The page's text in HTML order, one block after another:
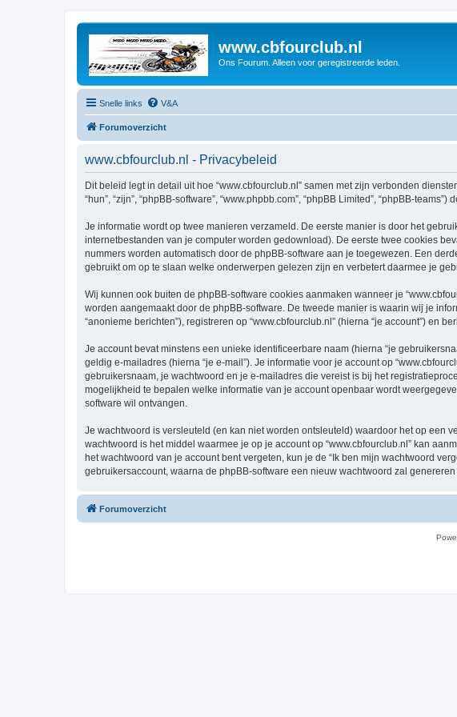
www.cbfourclub.nl
Ons Fourum. Alleen voor geregistreerde leden.
Snelle links V&A
Forumoverzicht
www.cbfourclub.nl - Privacybeleid
Dit beleid legt in detail uit hoe “www.cbfourclub.nl” samen met zijn verbonden
“hun”, “zijn”, “phpBB-software”, “www.phpbb.com”, “phpBB Limited”, “phpBB-
Je informatie wordt op twee manieren verzameld. De eerste manier is door het
internetbestanden van je computer worden gedownload). De eerste twee cookies
nummers worden automatisch door de phpBB-software aan je toegewezen. Een
gebruikt om op te slaan welke onderwerpen gelezen zijn en verbetert daarmee je
Wij kunnen ook buiten de phpBB-software cookies aanmaken wanneer je
worden aangemaakt door de phpBB-software. De tweede manier is waarin wij je
“anonieme berichten”), registreren op “www.cbfourclub.nl” (hierna “je account”) en
Je account bevat minstens een unieke identificeerbare naam (hierna “je
geldig e-mailadres (hierna “je e-mail”). Je informatie voor je account op
gebruikersnaam, je wachtwoord en je e-mailadres die vereist is bij het
mogelijkheid te bepalen welke informatie van je account openbaar wordt
software wil ontvangen.
Je wachtwoord is versleuteld (en kan niet worden ontsleuteld) waardoor het op een
wachtwoord is het middel waarmee je op je account op “www.cbfourclub.nl” kan
het wachtwoord van je account bent vergeten, kun je de “Ik ben mijn wachtwoord
gebruikersaccount, waarna de phpBB-software een nieuw wachtwoord zal
Forumoverzicht